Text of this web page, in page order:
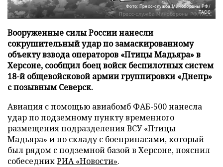
Фото: Пресс-служба Минобороны РФ/
ТАСС
Вооруженные силы России нанесли
сокрушительный удар по замаскированному
объекту взвода операторов «Птицы Мадьяра» в
Херсоне, сообщил боец войск беспилотных систем
18-й общевойсковой армии группировки «Днепр»
с позывным Северск.
Авиация с помощью авиабомб ФАБ-500 нанесла
удар по подземному пункту временного
размещения подразделения ВСУ «Птицы
Мадьяра» и по складу с боеприпасами, который
был рядом с подземной базой в Херсоне, пояснил
собеседникРИА «Новости».